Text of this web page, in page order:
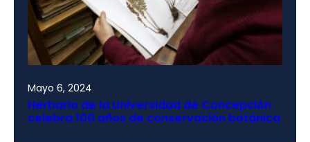
Mayo 6, 2024
Herbario de la Universidad de Concepción
celebra 100 años de conservación botánica